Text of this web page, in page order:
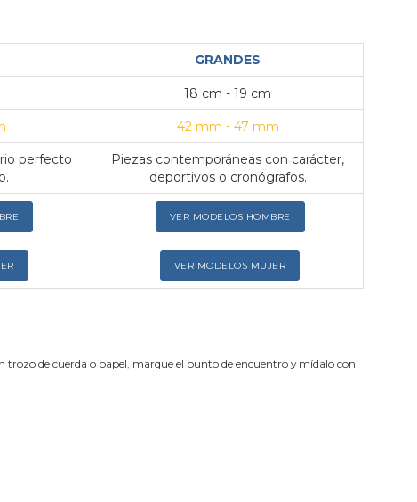
GRANDES
18 cm - 19 cm
42 mm - 47 mm
perfecto
Piezas contemporáneas con carácter,
deportivos o cronógrafos.
VER MODELOS HOMBRE
VER MODELOS MUJER
trozo de cuerda o papel, marque el punto de encuentro y mídalo con